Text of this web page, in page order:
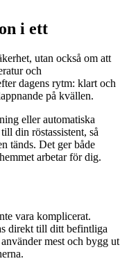
i ett
utan också om att
och
dagens rytm: klart och
på kvällen.
eller automatiska
din röstassistent, så
tänds. Det ger både
arbetar för dig.
vara komplicerat.
direkt till ditt befintliga
mest och bygg ut